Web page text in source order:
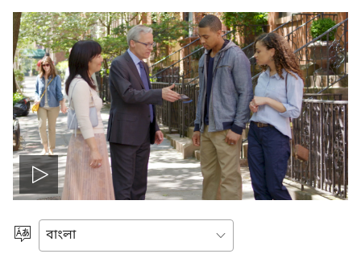
ভিডিও
চালান
ভাষা
বাছাই